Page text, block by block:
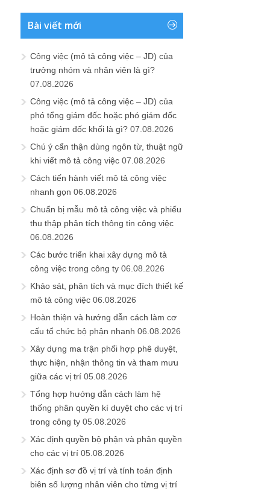
Bài viết mới
Công việc (mô tả công việc – JD) của
trưởng nhóm và nhân viên là gì?
07.08.2026
Công việc (mô tả công việc – JD) của
phó tổng giám đốc hoặc phó giám đốc
hoặc giám đốc khối là gì? 07.08.2026
Chú ý cẩn thận dùng ngôn từ, thuật ngữ
khi viết mô tả công việc 07.08.2026
Cách tiến hành viết mô tả công việc
nhanh gọn 06.08.2026
Chuẩn bị mẫu mô tả công việc và phiếu
thu thập phân tích thông tin công việc
06.08.2026
Các bước triển khai xây dựng mô tả
công việc trong công ty 06.08.2026
Khảo sát, phân tích và mục đích thiết kế
mô tả công việc 06.08.2026
Hoàn thiện và hướng dẫn cách làm cơ
cấu tổ chức bộ phận nhanh 06.08.2026
Xây dựng ma trận phối hợp phê duyệt,
thực hiện, nhận thông tin và tham mưu
giữa các vị trí 05.08.2026
Tổng hợp hướng dẫn cách làm hệ
thống phân quyền kí duyệt cho các vị trí
trong công ty 05.08.2026
Xác định quyền bộ phận và phân quyền
cho các vị trí 05.08.2026
Xác định sơ đồ vị trí và tính toán định
biên số lượng nhân viên cho từng vị trí